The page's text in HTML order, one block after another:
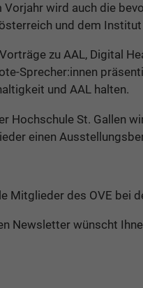
wird auch die
und dem
zu AAL, Digital
Sprecher:innen
und AAL halten.
Hochschule St. Gallen
einen
Mitglieder des OVE bei
Newsletter wünscht